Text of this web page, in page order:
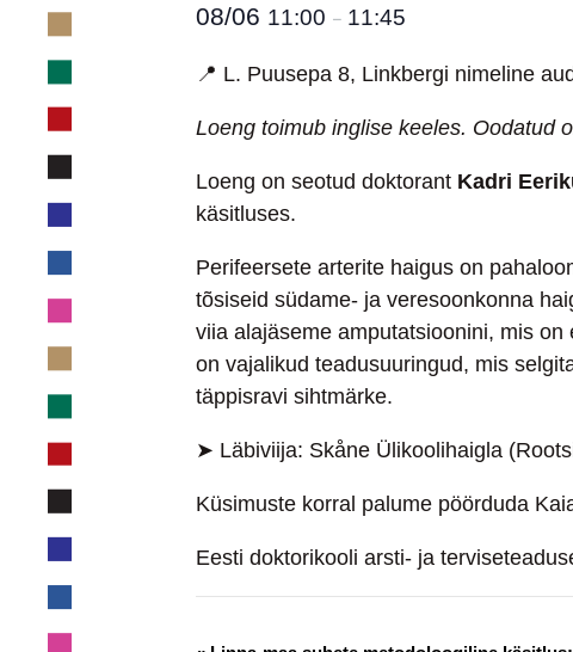
08/06 11:00 – 11:45
📍 L. Puusepa 8, Linkbergi nimeline
Loeng toimub inglise keeles. Oodatud
Loeng on seotud doktorant Kadri
käsitluses.
Perifeersete arterite haigus on
tõsiseid südame- ja veresoonkonna
viia alajäseme amputatsioonini, mis
on vajalikud teadusuuringud, mis
täppisravi sihtmärke.
➤ Läbiviija: Skåne Ülikoolihaigla
Küsimuste korral palume pöörduda
Eesti doktorikooli arsti- ja